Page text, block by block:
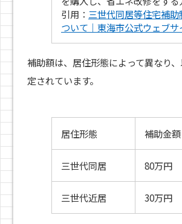
引用： 三世代同居等住宅補助
ついて｜東海市公式ウェブサ
補助額は、居住形態によって異なり
定されています。
居住形態 補助金額
三世代同居 80万円
三世代近居 30万円